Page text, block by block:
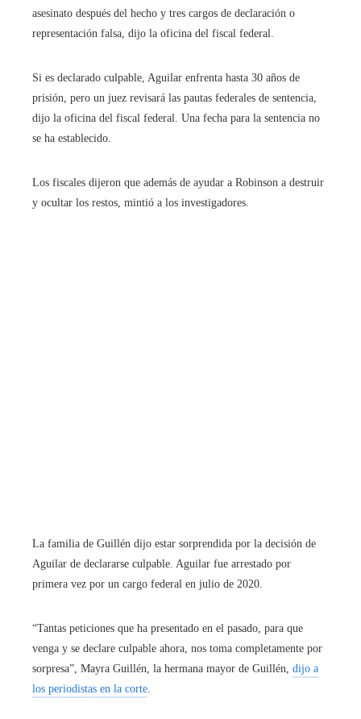
asesinato después del hecho y tres cargos de declaración o
representación falsa, dijo la oficina del fiscal federal.
Si es declarado culpable, Aguilar enfrenta hasta 30 años de
prisión, pero un juez revisará las pautas federales de sentencia,
dijo la oficina del fiscal federal. Una fecha para la sentencia no
se ha establecido.
Los fiscales dijeron que además de ayudar a Robinson a destruir
y ocultar los restos, mintió a los investigadores.
La familia de Guillén dijo estar sorprendida por la decisión de
Aguilar de declararse culpable. Aguilar fue arrestado por
primera vez por un cargo federal en julio de 2020.
“Tantas peticiones que ha presentado en el pasado, para que
venga y se declare culpable ahora, nos toma completamente por
sorpresa”, Mayra Guillén, la hermana mayor de Guillén, dijo a
los periodistas en la corte